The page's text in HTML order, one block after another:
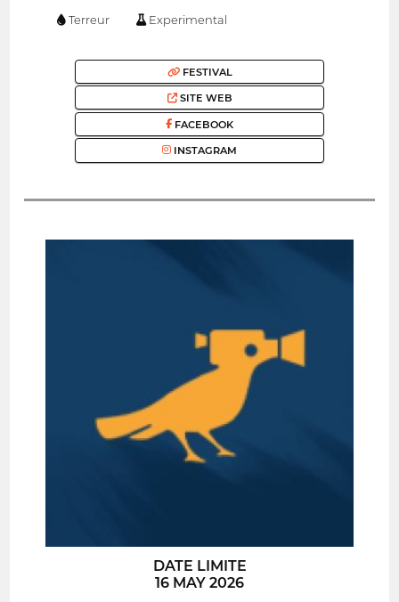
Terreur Experimental
FESTIVAL
SITE WEB
FACEBOOK
INSTAGRAM
DATE LIMITE
16 MAY 2026